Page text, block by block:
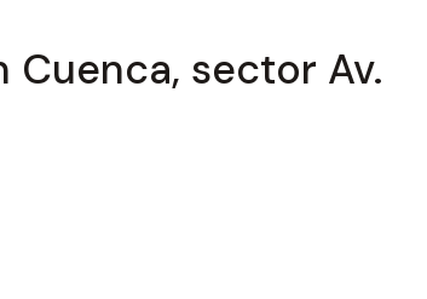
sector Av.